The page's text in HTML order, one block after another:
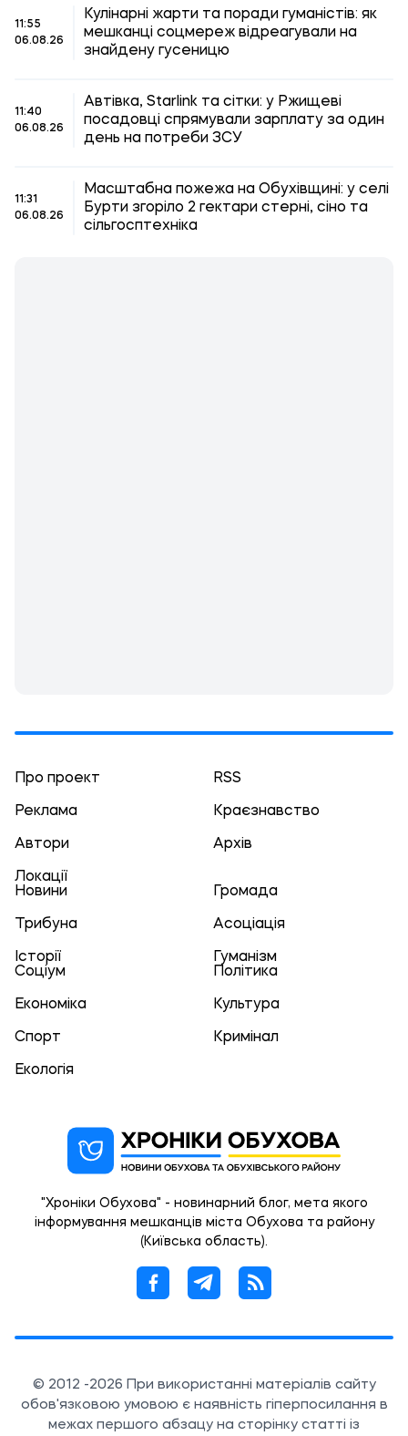
11:55
06.08.26
Кулінарні жарти та поради гуманістів: як
мешканці соцмереж відреагували на
знайдену гусеницю
11:40
06.08.26
Автівка, Starlink та сітки: у Ржищеві
посадовці спрямували зарплату за один
день на потреби ЗСУ
11:31
06.08.26
Масштабна пожежа на Обухівщині: у селі
Бурти згоріло 2 гектари стерні, сіно та
сільгосптехніка
Про проект RSS
Реклама Краєзнавство
Автори Архів
Локації
Новини
Громада
Трибуна Асоціація
Історії
Гуманізм
Соціум
Політика
Економіка Культура
Спорт Кримінал
Екологія
"Хроніки Обухова" - новинарний блог, мета якого
інформування мешканців міста Обухова та району
(Київська область).
© 2012 -2026 При використанні матеріалів сайту
обов'язковою умовою є наявність гіперпосилання в
межах першого абзацу на сторінку статті із